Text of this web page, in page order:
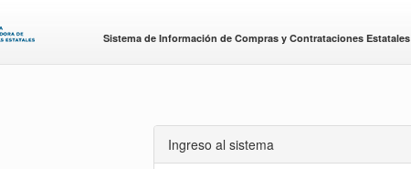
Sistema de Información de Compras y Contrataciones Estatales
Ingreso al sistema